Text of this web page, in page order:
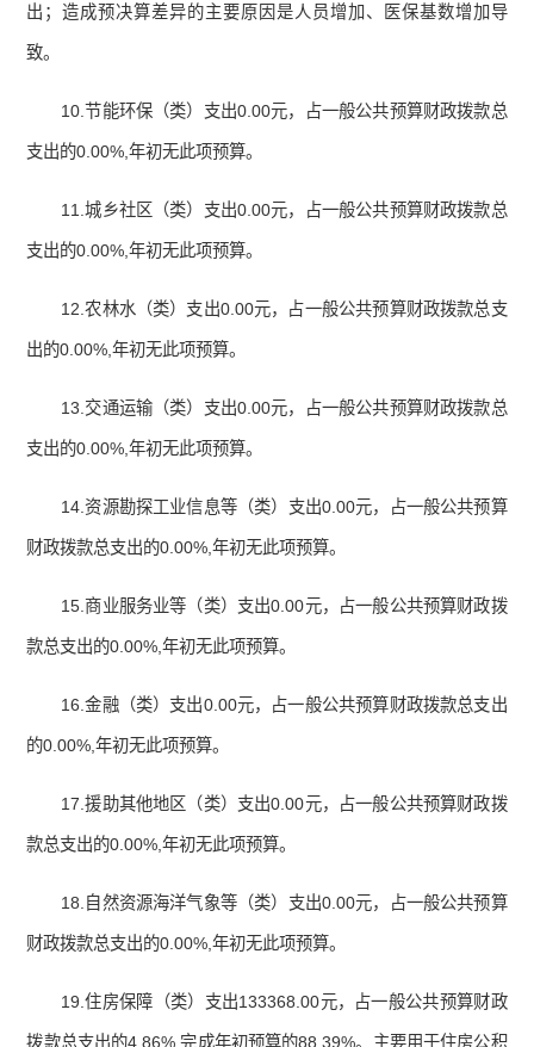
出；造成预决算差异的主要原因是人员增加、医保基数增加导
致。
10.节能环保（类）支出0.00元，占一般公共预算财政拨款总
支出的0.00%,年初无此项预算。
11.城乡社区（类）支出0.00元，占一般公共预算财政拨款总
支出的0.00%,年初无此项预算。
12.农林水（类）支出0.00元，占一般公共预算财政拨款总支
出的0.00%,年初无此项预算。
13.交通运输（类）支出0.00元，占一般公共预算财政拨款总
支出的0.00%,年初无此项预算。
14.资源勘探工业信息等（类）支出0.00元，占一般公共预算
财政拨款总支出的0.00%,年初无此项预算。
15.商业服务业等（类）支出0.00元，占一般公共预算财政拨
款总支出的0.00%,年初无此项预算。
16.金融（类）支出0.00元，占一般公共预算财政拨款总支出
的0.00%,年初无此项预算。
17.援助其他地区（类）支出0.00元，占一般公共预算财政拨
款总支出的0.00%,年初无此项预算。
18.自然资源海洋气象等（类）支出0.00元，占一般公共预算
财政拨款总支出的0.00%,年初无此项预算。
19.住房保障（类）支出133368.00元，占一般公共预算财政
拨款总支出的4.86%,完成年初预算的88.39%。主要用于住房公积